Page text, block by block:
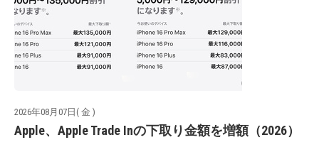
2026年08月07日( 金 )
Apple、Apple Trade Inの下取り金額を増額（2026）